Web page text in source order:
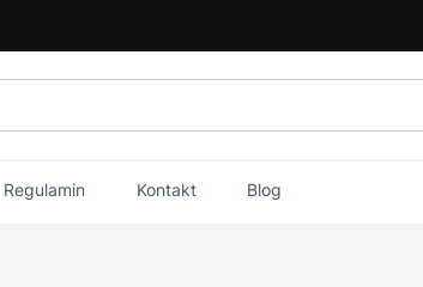
Regulamin Kontakt Blog